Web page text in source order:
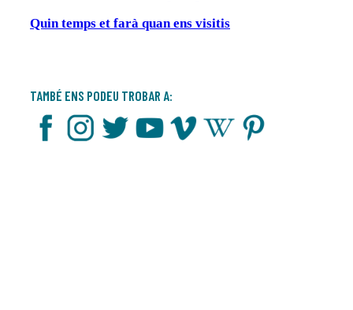
Quin temps et farà quan ens visitis
TAMBÉ ENS PODEU TROBAR A: